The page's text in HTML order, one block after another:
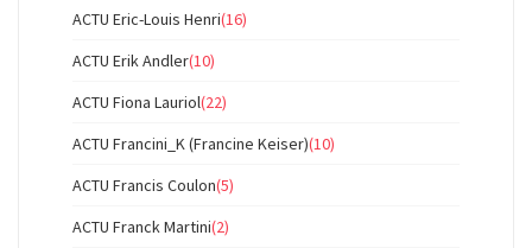
ACTU Eric-Louis Henri(16)
ACTU Erik Andler(10)
ACTU Fiona Lauriol(22)
ACTU Francini_K (Francine Keiser)(10)
ACTU Francis Coulon(5)
ACTU Franck Martini(2)